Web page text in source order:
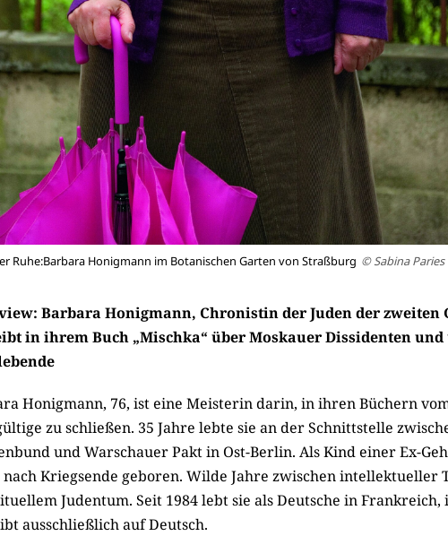
Ruhe:Barbara Honigmann im Botanischen Garten von Straßburg © Sabina Paries
Barbara Honigmann, Chronistin der Juden der zweiten
in ihrem Buch „Mischka“ über Moskauer Dissidenten
Honigmann, 76, ist eine Meisterin darin, in ihren Büchern
zu schließen. 35 Jahre lebte sie an der Schnittstelle
und Warschauer Pakt in Ost-Berlin. Als Kind einer Ex-
nach Kriegsende geboren. Wilde Jahre zwischen intellektueller
Judentum. Seit 1984 lebt sie als Deutsche in
ausschließlich auf Deutsch.